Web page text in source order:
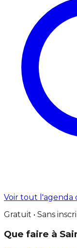
Voir tout l'agenda
Gratuit • Sans
Que faire à